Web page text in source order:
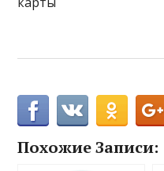
Похожие Записи: